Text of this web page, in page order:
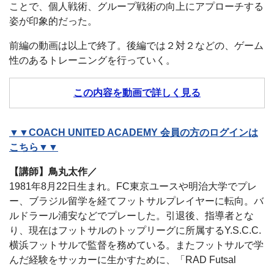
ことで、個人戦術、グループ戦術の向上にアプローチする
姿が印象的だった。
前編の動画は以上で終了。後編では２対２などの、ゲーム
性のあるトレーニングを行っていく。
この内容を動画で詳しく見る
▼▼COACH UNITED ACADEMY 会員の方のログインは
こちら▼▼
【講師】鳥丸太作／
1981年8月22日生まれ。FC東京ユースや明治大学でプレ
ー、ブラジル留学を経てフットサルプレイヤーに転向。バ
ルドラール浦安などでプレーした。引退後、指導者とな
り、現在はフットサルのトップリーグに所属するY.S.C.C.
横浜フットサルで監督を務めている。またフットサルで学
んだ経験をサッカーに生かすために、「RAD Futsal